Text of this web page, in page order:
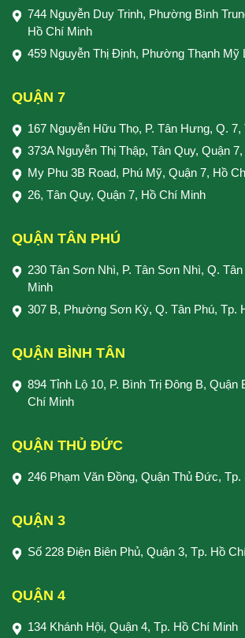
744 Nguyễn Duy Trinh, Phường Bình
Hồ Chí Minh
459 Nguyễn Thị Định, Phường Thạnh Mỹ
QUẬN 7
167 Nguyễn Hữu Thọ, P. Tân Hưng, Q.
373A Nguyễn Thị Thập, Tân Quy, Quận
My Phu 3B Road, Phú Mỹ, Quận 7, Hồ
26, Tân Quy, Quận 7, Hồ Chí Minh
QUẬN TÂN PHÚ
230 Tân Sơn Nhì, P. Tân Sơn Nhì, Q.
Minh
307 B, Phường Sơn Kỳ, Q. Tân Phú, Tp.
QUẬN BÌNH TÂN
894 Tỉnh Lộ 10, P. Bình Trị Đông B, Quận
Chí Minh
QUẬN THỦ ĐỨC
246 Phạm Văn Đồng, Quận Thủ Đức, Tp.
QUẬN 3
Số 228 Điện Biên Phủ, Quận 3, Tp. Hồ
QUẬN 4
134 Khánh Hội, Quận 4, Tp. Hồ Chí Minh